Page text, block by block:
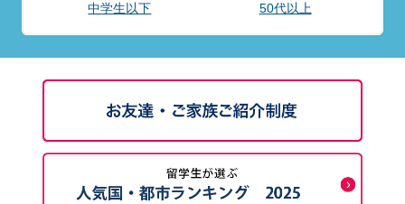
中学生以下 50代以上